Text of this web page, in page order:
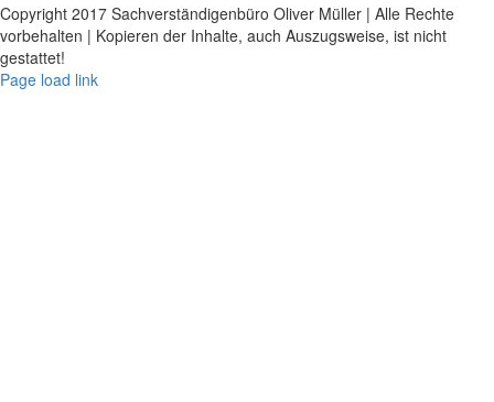
Copyright 2017 Sachverständigenbüro Oliver Müller | Alle Rechte
vorbehalten | Kopieren der Inhalte, auch Auszugsweise, ist nicht
gestattet!
Facebook
X
Instagram
LinkedIn
Xing
E-
Page load link